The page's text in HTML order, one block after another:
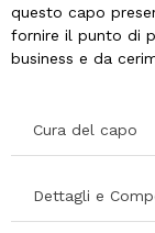
questo capo
fornire il punto di
business e da
Cura del capo
Dettagli e